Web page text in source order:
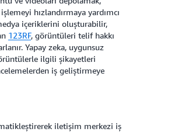
hızlandırmaya yardımcı
içeriklerini oluşturabilir,
123RF, görüntüleri telif hakkı
Yapay zeka, uygunsuz
ilgili şikayetleri
iş geliştirmeye
iletişim merkezi iş